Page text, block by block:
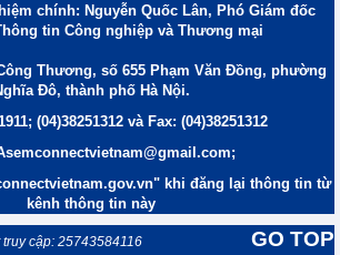
chính: Nguyễn Quốc Lân, Phó Giám đốc
tin Công nghiệp và Thương mại
Thương, số 655 Phạm Văn Đồng, phường
Đô, thành phố Hà Nội.
(04)38251312 và Fax: (04)38251312
khi đăng lại thông tin từ
kênh thông tin này
GO TOP
cập: 25743584116